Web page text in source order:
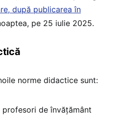
după publicarea în
pe 25 iulie 2025.
norme didactice sunt:
de învățământ